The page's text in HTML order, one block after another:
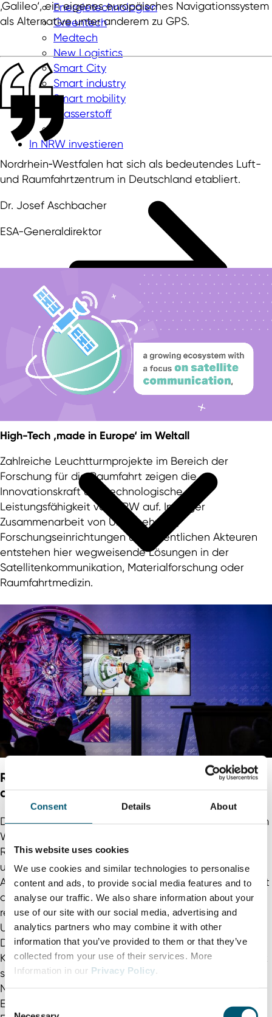
Consent Details About
This website uses cookies
We use cookies and similar technologies to personalise
content and ads, to provide social media features and to
analyse our traffic. We also share information about your
use of our site with our social media, advertising and
analytics partners who may combine it with other
information that you’ve provided to them or that they’ve
collected from your use of their services. More
Information in our Privacy Policy.
C
Energietechnologien
Greentech
Medtech
New Logistics
Smart City
Smart industry
Smart mobility
Wasserstoff
In NRW investieren
Unser Service für Investoren
Top-Standort für Startups in Europa
Internationale Unternehmen in NRW
Business Guide to North Rhine-Westphalia
Weltweit expandieren
‚Galileo‘, ein eigenes europäisches Navigationssystem
als Alternative unter anderem zu GPS.
Nordrhein‑Westfalen hat sich als bedeutendes Luft-
und Raumfahrtzentrum in Deutschland etabliert.
Dr. Josef Aschbacher
ESA-Generaldirektor
High-Tech ‚made in Europe‘ im Weltall
Zahlreiche Leuchtturmprojekte im Bereich der
Forschung für die Raumfahrt zeigen die
Innovationskraft und technologische
Leistungsfähigkeit von NRW auf. In enger
Zusammenarbeit von Unternehmen,
Forschungseinrichtungen und öffentlichen Akteuren
entstehen hier wegweisende Lösungen in der
Satellitenkommunikation, Materialforschung oder
Raumfahrtmedizin.
Resilient und nachhaltig: Neue Werkstoffe für
den Weltraum
Das Institut für „Frontier Materials auf der Erde und im
Weltraum“ des Deutschen Zentrums für Luft- und
Raumfahrt (DLR) in Köln entwickelt Materiallösungen
und Herstellungsprozesse für High-Tech-
Anwendungen in Luft- und Raumfahrt. Der Fokus liegt
auf der Entwicklung von anpassungsfähigen,
ressourcenschonenden und gegenüber extremen
Umgebungsbedingungen resilienten Werkstoffen.
Diese werden mithilfe von prädiktiven Simulationen,
KI-basierten Methoden und robotergestützte Analytik
sowohl für den Einsatz im Weltall als auch für die
Nutzung auf der Erde entwickelt. Beispiele für den
Einsatz sind unter anderem das Copernicus-